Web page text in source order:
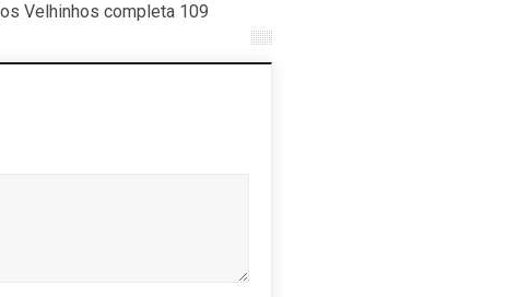
Velhinhos completa 109